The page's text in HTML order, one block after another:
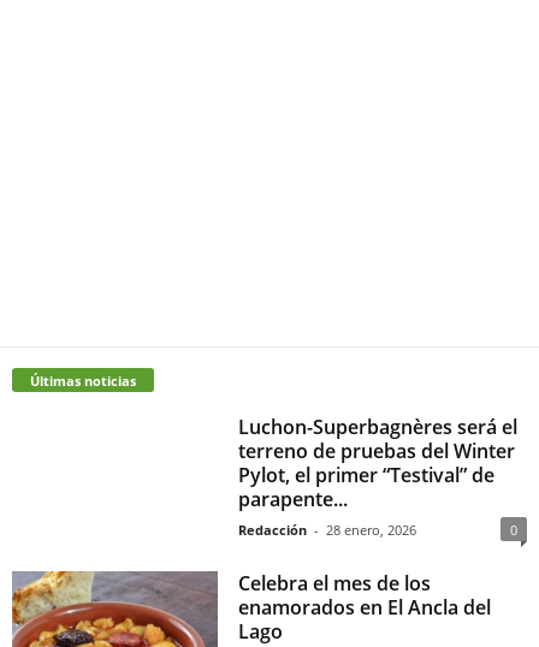
Últimas noticias
Luchon-Superbagnères será el
terreno de pruebas del Winter
Pylot, el primer “Testival” de
parapente...
Redacción - 28 enero, 2026 0
Celebra el mes de los
enamorados en El Ancla del
Lago